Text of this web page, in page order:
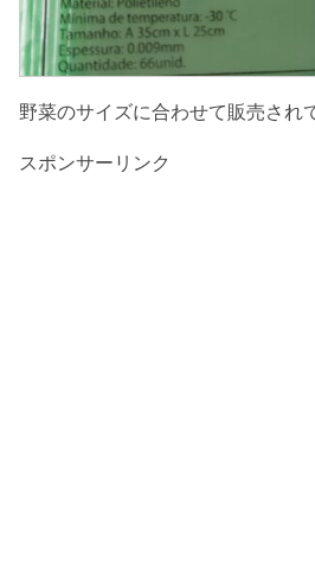
野菜のサイズに合わせて販売され
スポンサーリンク